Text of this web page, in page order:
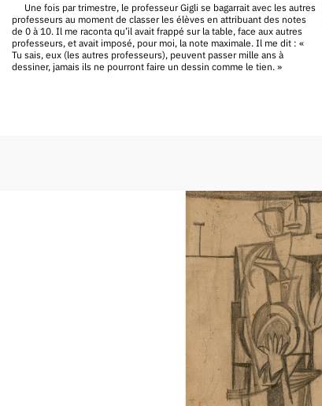
Une fois par trimestre, le professeur Gigli se bagarrait avec les autres
professeurs au moment de classer les élèves en attribuant des notes
de 0 à 10. Il me raconta qu’il avait frappé sur la table, face aux autres
professeurs, et avait imposé, pour moi, la note maximale. Il me dit : «
Tu sais, eux (les autres professeurs), peuvent passer mille ans à
dessiner, jamais ils ne pourront faire un dessin comme le tien. »